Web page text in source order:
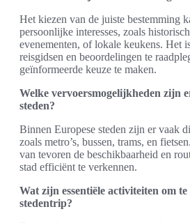
Het kiezen van de juiste bestemming
persoonlijke interesses, zoals
evenementen, of lokale keukens. Het
reisgidsen en beoordelingen te
geïnformeerde keuze te maken.
Welke vervoersmogelijkheden zijn
steden?
Binnen Europese steden zijn er vaak
zoals metro’s, bussen, trams, en
van tevoren de beschikbaarheid en
stad efficiënt te verkennen.
Wat zijn essentiële activiteiten om
stedentrip?